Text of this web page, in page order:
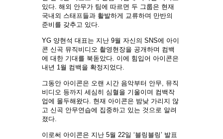
있다. 해외 안무가 팀에 따르면 두 그룹은 현재
국내외 스태프들과 활발하게 교류하며 만반의
준비를 갖추고 있다.
YG 양현석 대표는 지난 9월 자신의 SNS에 아이
콘 신곡 뮤직비디오 촬영현장을 공개하며 컴백
에 대한 기대를 북돋았다. 이에 힘입어 아이콘은
내년 1월 컴백을 확정지었다.
그동안 아이콘은 오랜 시간 음악부터 안무, 뮤직
비디오 등까지 세심히 심혈을 기울이며 컴백작
업에 몰두해왔다. 현재 아이콘은 밤낮 가리지 않
고 신곡 안무연습에 집중하고 있는 것으로 알려
졌다.
이로써 아이콘은 지난 5월 22일 ‘블링블링’ 발표